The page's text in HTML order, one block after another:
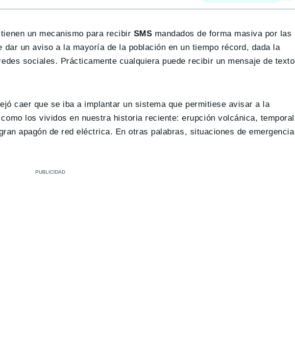
tienen un mecanismo para recibir SMS mandados de forma masiva por las
un aviso a la mayoría de la población en un tiempo récord, dada la
sociales. Prácticamente cualquiera puede recibir un mensaje de texto
caer que se iba a implantar un sistema que permitiese avisar a la
los vividos en nuestra historia reciente: erupción volcánica, temporal
apagón de red eléctrica. En otras palabras, situaciones de emergencia